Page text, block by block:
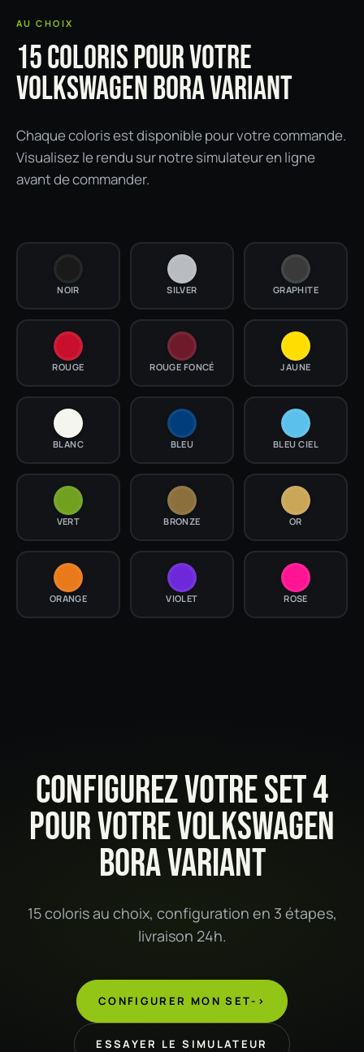
AU CHOIX
15 COLORIS POUR VOTRE
VOLKSWAGEN BORA VARIANT
Chaque coloris est disponible pour votre commande.
Visualisez le rendu sur notre simulateur en ligne
avant de commander.
NOIR SILVER GRAPHITE
ROUGE ROUGE FONCÉ JAUNE
BLANC BLEU BLEU CIEL
VERT BRONZE OR
ORANGE VIOLET ROSE
CONFIGUREZ VOTRE SET 4
POUR VOTRE VOLKSWAGEN
BORA VARIANT
15 coloris au choix, configuration en 3 étapes,
livraison 24h.
CONFIGURER MON SET->
ESSAYER LE SIMULATEUR